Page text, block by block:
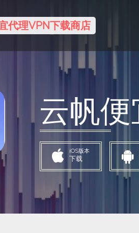
代理VPN下载商店
云帆便
iOS版本
下载